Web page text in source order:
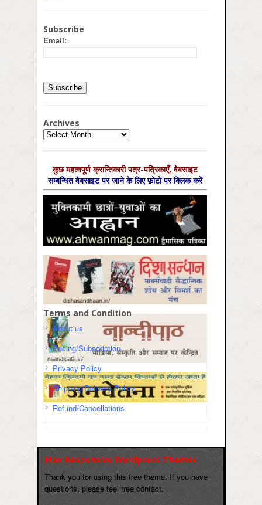
Subscribe
Email:
Archives
Archives
कुछ महत्‍वपूर्ण क्रान्तिकारी पत्र-पत्रिकाएँ, वेबसाइट
सम्‍बन्धित वेबसाइट पर जाने के लिए फ़ोटो पर क्लिक करें
Terms and Condition
About us
Pricing/Subscription
Privacy Policy
Shipping/Delivery Policy
Refund/Cancellations
Max Responsive Wordpress Themse
Thank you for using this free theme. If you have
questions, please feel free contact.